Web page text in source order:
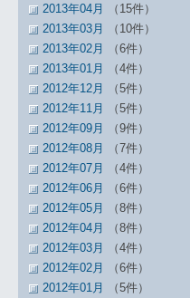
2013年04月
（15件）
2013年03月
（10件）
2013年02月
（6件）
2013年01月
（4件）
2012年12月
（5件）
2012年11月
（5件）
2012年09月
（9件）
2012年08月
（7件）
2012年07月
（4件）
2012年06月
（6件）
2012年05月
（8件）
2012年04月
（8件）
2012年03月
（4件）
2012年02月
（6件）
2012年01月
（5件）